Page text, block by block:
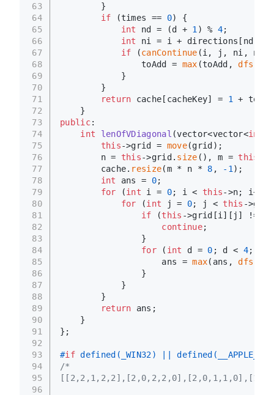
63
64
65
66
67
68
69
70
71
72
73
74
75
76
77
78
79
80
81
82
83
84
85
86
87
88
89
90
91
92
93
94
95
96
        }
if (times == 0) {
int
nd = (d + 1 ) % 4;
int
ni = i + directions[nd][
if (canContinue (i, j, ni,
                toAdd =
max (toAdd, dfs
            }
        }
return cache[cacheKey] = 1
+
    }
public:
int
lenOfVDiagonal (vector<vector<int
this->grid = move(grid);
        n =
this->grid. size (), m = this
        cache.
resize(m * n * 8 , -1 );
int ans = 0;
for (int i = 0; i < this->n; i++)
for (int j = 0; j < this -
if (this ->grid[i][j] !=
continue;
                }
for ( int d = 0 ; d < 4;
                    ans =
max(ans, dfs
                }
            }
        }
return ans;
    }
};
#if defined(_WIN32) || defined(__APPLE__)
/*